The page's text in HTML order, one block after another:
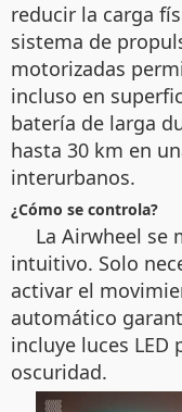
reducir la carga
sistema de
motorizadas
incluso en
batería de larga
hasta 30 km en
interurbanos.
¿Cómo se controla?
La Airwheel se
intuitivo. Solo
activar el
automático
incluye luces
oscuridad.